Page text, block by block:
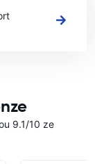
9.1/10 ze